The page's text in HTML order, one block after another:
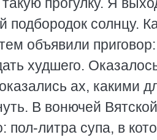
подбородок солнцу.
объявили
худшего.
ах, какими
В вонючей
пол-литра супа, в